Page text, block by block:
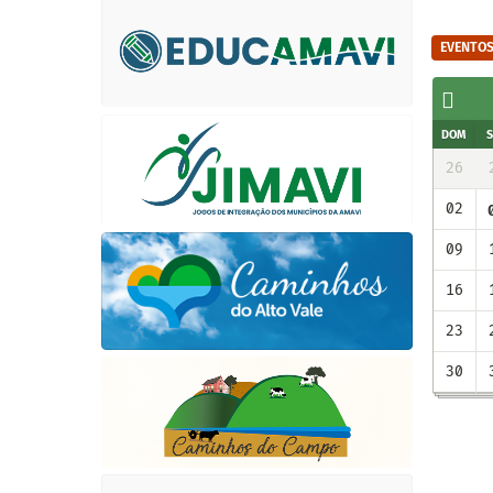
SEG
28 29 30 01 02 03
05 06 07 08 09 10
12 13 14 15 16
19 20 21 22 23 24
26 27
DOM
26
02
09
16
23
30